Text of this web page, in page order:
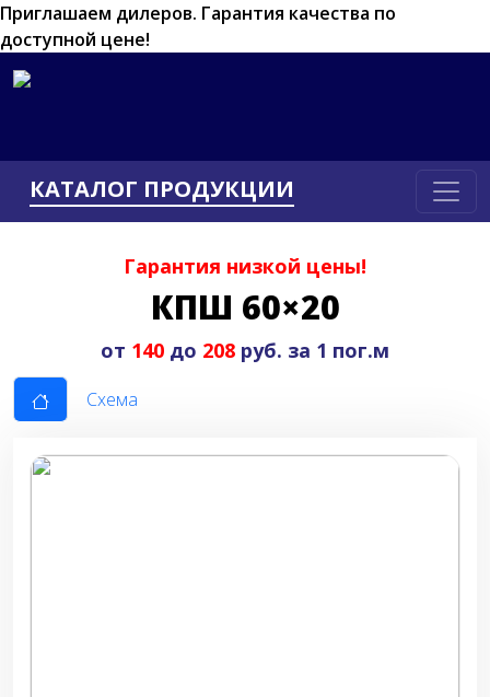
Приглашаем дилеров. Гарантия качества по
доступной цене!
КАТАЛОГ ПРОДУКЦИИ
Гарантия низкой цены!
КПШ 60×20
от 140 до 208 руб. за 1 пог.м
Схема